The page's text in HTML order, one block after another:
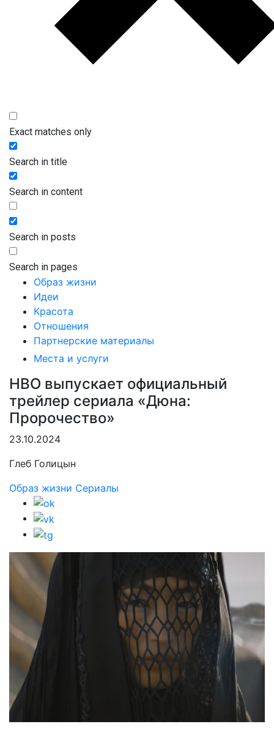
Exact matches only
Search in title
Search in content
Search in posts
Search in pages
Образ жизни
Идеи
Красота
Отношения
Партнерские материалы
Места и услуги
HBO выпускает официальный
трейлер сериала «Дюна:
Пророчество»
23.10.2024
Глеб Голицын
Образ жизни Сериалы